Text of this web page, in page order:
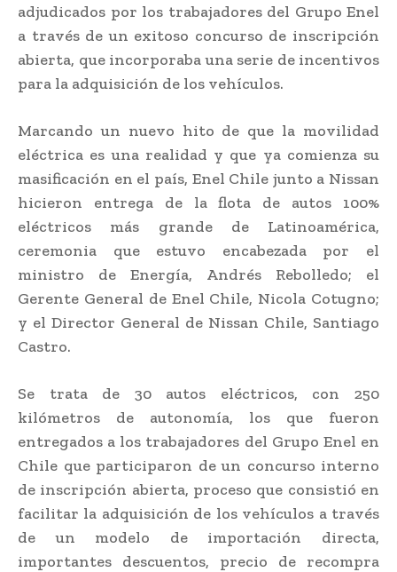
adjudicados por los trabajadores del Grupo Enel
a través de un exitoso concurso de inscripción
abierta, que incorporaba una serie de incentivos
para la adquisición de los vehículos.
Marcando un nuevo hito de que la movilidad
eléctrica es una realidad y que ya comienza su
masificación en el país, Enel Chile junto a Nissan
hicieron entrega de la flota de autos 100%
eléctricos más grande de Latinoamérica,
ceremonia que estuvo encabezada por el
ministro de Energía, Andrés Rebolledo; el
Gerente General de Enel Chile, Nicola Cotugno;
y el Director General de Nissan Chile, Santiago
Castro.
Se trata de 30 autos eléctricos, con 250
kilómetros de autonomía, los que fueron
entregados a los trabajadores del Grupo Enel en
Chile que participaron de un concurso interno
de inscripción abierta, proceso que consistió en
facilitar la adquisición de los vehículos a través
de un modelo de importación directa,
importantes descuentos, precio de recompra